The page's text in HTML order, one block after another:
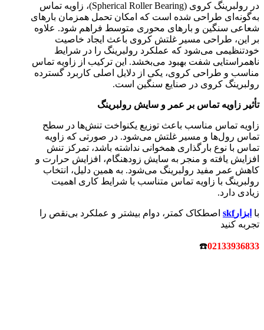
در رولبرینگ کروی (Spherical Roller Bearing)، زاویه تماس
به‌گونه‌ای طراحی شده است که امکان تحمل همزمان بارهای
شعاعی سنگین و بارهای محوری متوسط فراهم شود. علاوه
بر این، طراحی مسیر غلتش کروی باعث ایجاد خاصیت
خودتنظیمی می‌شود که عملکرد رولبرینگ را در شرایط
ناهمراستایی شفت بهبود می‌بخشد. این ترکیب از زاویه تماس
مناسب و طراحی کروی، یکی از دلایل اصلی کاربرد گسترده
رولبرینگ کروی در صنایع سنگین است.
تأثیر زاویه تماس بر عمر و سایش رولبرینگ
زاویه تماس مناسب باعث توزیع یکنواخت تنش‌ها در سطح
تماس رول‌ها و مسیر غلتش می‌شود. در صورتی که زاویه
تماس با نوع بارگذاری همخوانی نداشته باشد، تمرکز تنش
افزایش یافته و منجر به سایش زودهنگام، افزایش حرارت و
کاهش عمر مفید رولبرینگ می‌شود. به همین دلیل، انتخاب
رولبرینگ با زاویه تماس متناسب با شرایط کاری اهمیت
زیادی دارد.
با ابزارskf
اصطکاک کمتر، دوام بیشتر و عملکرد بی‌نقص را
تجربه کنید
02133936833
☎️